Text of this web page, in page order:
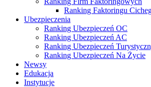
Ranking Faktoringu
Ubezpieczenia
Ranking Ubezpieczeń OC
Ranking Ubezpieczeń AC
Ranking Ubezpieczeń
Ranking Ubezpieczeń Na Życie
Newsy
Edukacja
Instytucje